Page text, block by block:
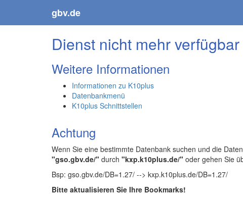
gbv.de
Dienst nicht mehr verfügbar
Weitere Informationen
Informationen zu K10plus
Datenbankmenü
K10plus Schnittstellen
Achtung
Wenn Sie eine bestimmte Datenbank suchen und die
"gso.gbv.de/" durch "kxp.k10plus.de/" oder gehen Sie
Bsp: gso.gbv.de/DB=1.27/ --> kxp.k10plus.de/DB=1.27/
Bitte aktualisieren Sie Ihre Bookmarks!